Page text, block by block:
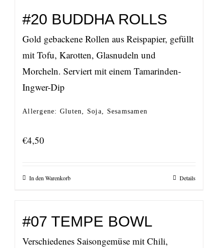
#20 BUDDHA ROLLS
Gold gebackene Rollen aus Reispapier, gefüllt
mit Tofu, Karotten, Glasnudeln und
Morcheln. Serviert mit einem Tamarinden-
Ingwer-Dip
Allergene: Gluten, Soja, Sesamsamen
€4,50
In den Warenkorb Details
#07 TEMPE BOWL
Verschiedenes Saisongemüse mit Chili,